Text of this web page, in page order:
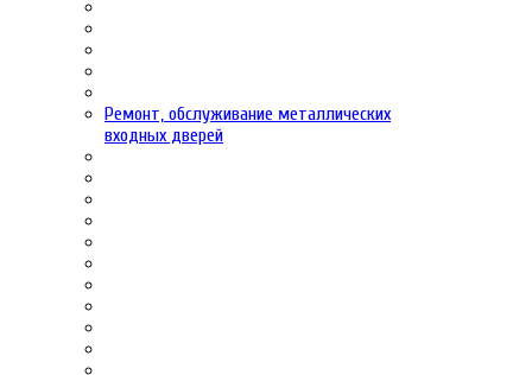
Ремонт, обслуживание металлических
входных дверей